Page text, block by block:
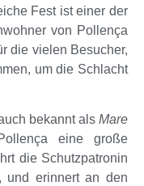
Fest ist einer der
von Pollença
die vielen Besucher,
um die Schlacht
bekannt als Mare
eine große
die Schutzpatronin
und erinnert an den